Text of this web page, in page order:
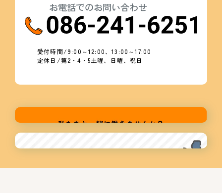
お電話でのお問い合わせ
受付時間/9:00～12:00、13:00～17:00
定休日/第2・4・5土曜、日曜、祝日